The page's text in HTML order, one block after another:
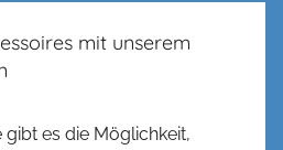
mit unserem
gibt es die Möglichkeit,